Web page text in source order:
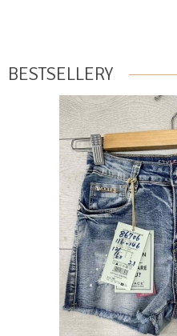
BESTSELLERY